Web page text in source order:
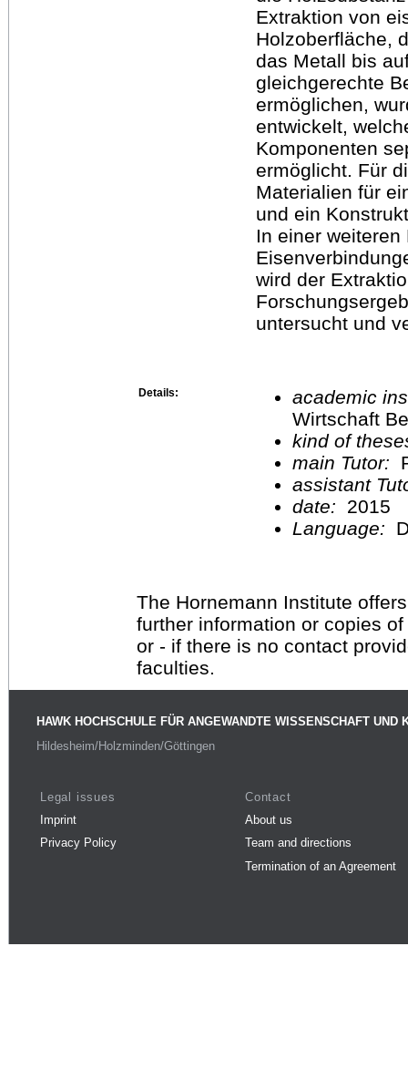
Extraktion von
Holzoberfläche,
das Metall bis
gleichgerechte
ermöglichen,
entwickelt,
Komponenten
ermöglicht. Für
Materialien für
und ein
In einer
wird der
untersucht und
Details:
academic
Wirtschaft
kind of
main Tutor:
assistant
date:
2015
Language:
The Hornemann Institute
further information or copies
or - if there is no contact
faculties.
HAWK HOCHSCHULE FÜR ANGEWANDTE WISSENSCHAFT UND
Hildesheim/Holzminden/Göttingen
Legal issues
Imprint
Privacy Policy
Contact
About us
Team and directions
Termination of an Agreement